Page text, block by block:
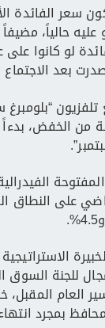
حالياً،
لو كانوا على
بعد الاجتماع
“بلومبرغ
على
للجنة السوق
العام المقبل،
بمجرد